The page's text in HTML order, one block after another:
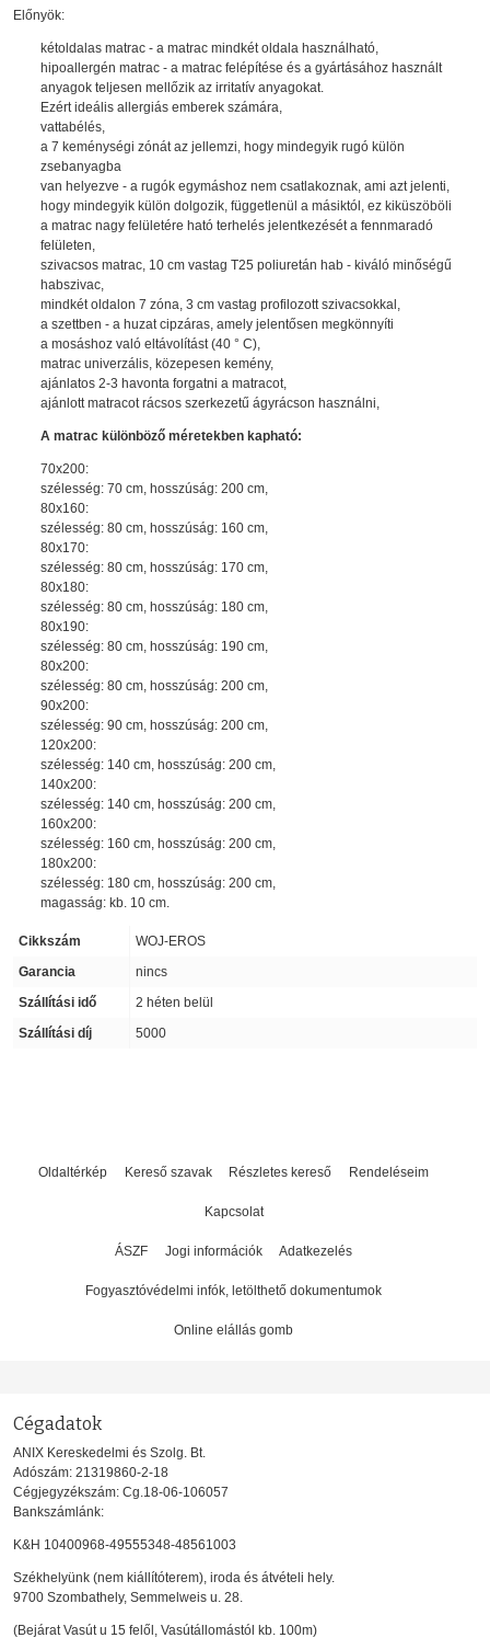
Előnyök:
kétoldalas matrac - a matrac mindkét oldala használható,
hipoallergén matrac - a matrac felépítése és a gyártásához használt
anyagok teljesen mellőzik az irritatív anyagokat.
Ezért ideális allergiás emberek számára,
vattabélés,
a 7 keménységi zónát az jellemzi, hogy mindegyik rugó külön
zsebanyagba
van helyezve - a rugók egymáshoz nem csatlakoznak, ami azt jelenti,
hogy mindegyik külön dolgozik, függetlenül a másiktól, ez kiküszöböli
a matrac nagy felületére ható terhelés jelentkezését a fennmaradó
felületen,
szivacsos matrac, 10 cm vastag T25 poliuretán hab - kiváló minőségű
habszivac,
mindkét oldalon 7 zóna, 3 cm vastag profilozott szivacsokkal,
a szettben - a huzat cipzáras, amely jelentősen megkönnyíti
a mosáshoz való eltávolítást (40 ° C),
matrac univerzális, közepesen kemény,
ajánlatos 2-3 havonta forgatni a matracot,
ajánlott matracot rácsos szerkezetű ágyrácson használni,
A matrac különböző méretekben kapható:
70x200:
szélesség: 70 cm, hosszúság: 200 cm,
80x160:
szélesség: 80 cm, hosszúság: 160 cm,
80x170:
szélesség: 80 cm, hosszúság: 170 cm,
80x180:
szélesség: 80 cm, hosszúság: 180 cm,
80x190:
szélesség: 80 cm, hosszúság: 190 cm,
80x200:
szélesség: 80 cm, hosszúság: 200 cm,
90x200:
szélesség: 90 cm, hosszúság: 200 cm,
120x200:
szélesség: 140 cm, hosszúság: 200 cm,
140x200:
szélesség: 140 cm, hosszúság: 200 cm,
160x200:
szélesség: 160 cm, hosszúság: 200 cm,
180x200:
szélesség: 180 cm, hosszúság: 200 cm,
magasság: kb. 10 cm.
Cikkszám
WOJ-EROS
Garancia
nincs
Szállítási idő
2 héten belül
Szállítási díj
5000
Oldaltérkép Kereső szavak Részletes kereső Rendeléseim
Kapcsolat
ÁSZF Jogi információk Adatkezelés
Fogyasztóvédelmi infók, letölthető dokumentumok
Online elállás gomb
Cégadatok
ANIX Kereskedelmi és Szolg. Bt.
Adószám: 21319860-2-18
Cégjegyzékszám: Cg.18-06-106057
Bankszámlánk:
K&H 10400968-49555348-48561003
Székhelyünk (nem kiállítóterem), iroda és átvételi hely.
9700 Szombathely, Semmelweis u. 28.
(Bejárat Vasút u 15 felől, Vasútállomástól kb. 100m)